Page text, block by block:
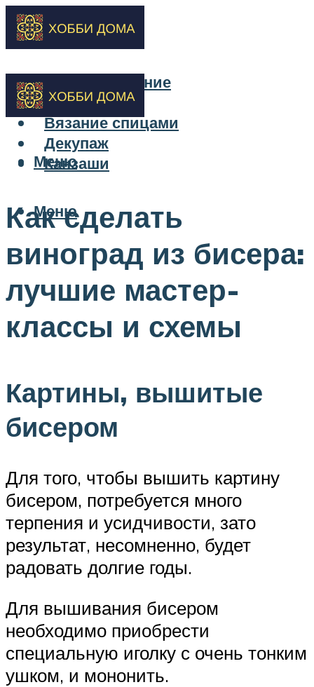
Бисероплетение
Вышивка
Вязание спицами
Декупаж
Канзаши
Меню
Меню
Как сделать
виноград из бисера:
лучшие мастер-
классы и схемы
Картины, вышитые
бисером
Для того, чтобы вышить картину
бисером, потребуется много
терпения и усидчивости, зато
результат, несомненно, будет
радовать долгие годы.
Для вышивания бисером
необходимо приобрести
специальную иголку с очень тонким
ушком, и мононить.